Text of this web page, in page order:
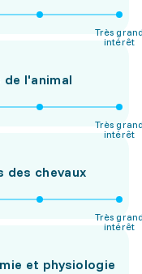
Très
intérêt
l'animal
Très
intérêt
des chevaux
Très
intérêt
et physiologie